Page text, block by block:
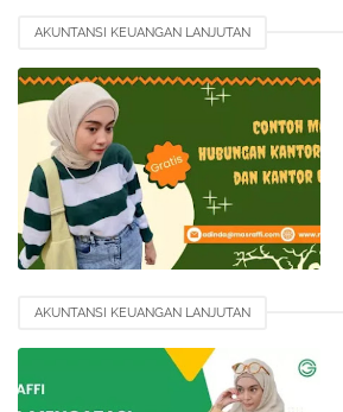
AKUNTANSI KEUANGAN LANJUTAN
AKUNTANSI KEUANGAN LANJUTAN